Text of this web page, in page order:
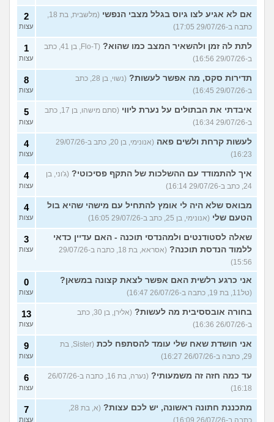
אם לא אגיע לצו גיוס בגלל מצבי הנפשי
כתבה ב-29/07/26 17:05)
2
עצות
לתת לה זמן ולהשאיר המצב כמו שהוא?
(Flo-T, בן 41, כתב
ב-29/07/26 16:56)
1
עצות
תדירות סקס, מה אפשר לעשות?
(נשוי, בן 28, כתב
ב-29/07/26 16:45)
8
עצות
איבדתי את הבתולים על נערת ליווי
(סתם מישהו, בן 17, כתב
ב-29/07/26 16:34)
5
עצות
לעשות קרחת ולשים פאה
(אנונימי, בן 20, כתב ב-29/07/26
16:23)
4
עצות
איך להתמודד עם ההשלכות של התקף פסיכוטי? (ג'וני, בן
24, כתב ב-29/07/26 16:14)
4
עצות
מבואס שלא היה לי אומץ להתחיל עם מישהי שהיא בול
הטעם שלי (אנונימי, בן 25, כתב ב-29/07/26 16:05)
4
עצות
שאלה לסטודנטים ולמהנדסי תוכנה - האם עדיין כדאי
ללמוד הנדסת תוכנה?
(אסראא, בת 18, כתבה ב-29/07/26
15:56)
3
עצות
אני כרגע רלשית האם אפשר לצאת קצונה במשאן?
(טל11, בת 19, כתבה ב-26/07/26 16:47)
0
עצות
בחורה אובססיבית מה לעשות?
(אלירן, בן 30, כתב
ב-26/07/26 16:36)
13
עצות
אני חושדת שאח שלי עומד להסתפח לכת
(Sister, בת
29, כתבה ב-26/07/26 16:27)
9
עצות
עד כמה חזה זה משמעותי?
(נערה, בת 16, כתבה ב-26/07/26
16:18)
6
עצות
מתכננת חתונה ראשונה, יש לכם עצות?
כתבה ב-26/07/26 16:09)
7
עצות